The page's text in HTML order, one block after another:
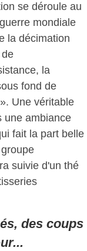
se déroule au
mondiale
la décimation
la
fond de
Une véritable
une ambiance
fait la part belle
suivie d'un thé
des coups